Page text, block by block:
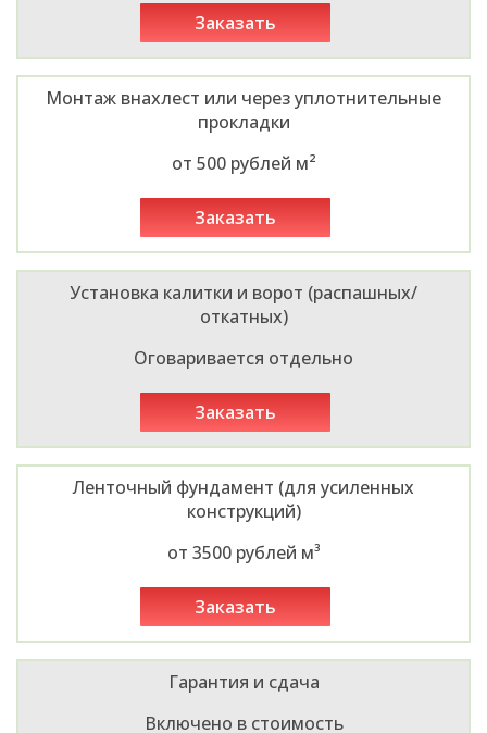
заказать
Монтаж внахлест или через уплотнительные
прокладки
от 500 рублей м²
заказать
Установка калитки и ворот (распашных/
откатных)
Оговаривается отдельно
заказать
Ленточный фундамент (для усиленных
конструкций)
от 3500 рублей м³
заказать
Гарантия и сдача
Включено в стоимость